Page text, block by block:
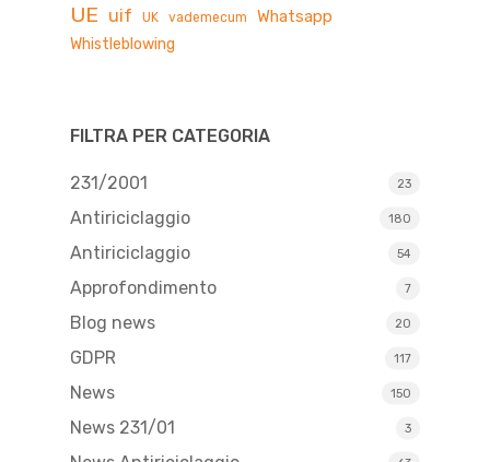
UE uif UK vademecum Whatsapp
Whistleblowing
FILTRA PER CATEGORIA
231/2001 23
Antiriciclaggio 180
Antiriciclaggio 54
Approfondimento 7
Blog news 20
GDPR 117
News 150
News 231/01 3